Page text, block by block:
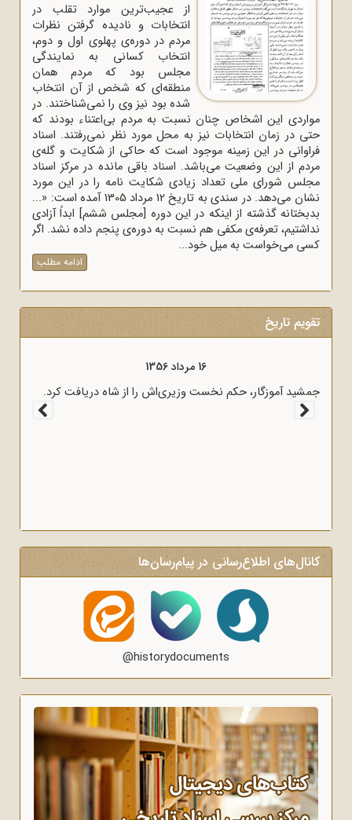
از عجیب‌ترین موارد تقلب در
انتخابات و نادیده گرفتن نظرات
مردم در دوره‌ی پهلوی اول و دوم،
انتخاب کسانی به نمایندگی
مجلس بود که مردم همان
منطقه‌ای که شخص از آن انتخاب
شده بود نیز وی را نمی‌شناختند. در
مواردی این اشخاص چنان نسبت به مردم بی‌اعتناء بودند که
حتی در زمان انتخابات نیز به محل مورد نظر نمی‌رفتند. اسناد
فراوانی در این زمینه موجود است که حاکی از شکایت و گله‌ی
مردم از این وضعیت می‌باشد. اسناد باقی مانده در مرکز اسناد
مجلس شورای ملی تعداد زیادی شکایت نامه را در این مورد
نشان می‌دهد. در سندی به تاریخ 12 مرداد 1305 آمده است: «...
بدبختانه گذشته از اینکه در این دوره [مجلس ششم] ابداً آزادی
نداشتیم، تعرفه‌ی مکفی هم نسبت به دوره‌ی پنجم داده نشد. اگر
کسی می‌خواست به میل خود...
ادامه مطلب
تقویم تاریخ
جمشید آموزگار، حکم انتقادی و روشنگر وعاظ در لبیک به پیام امام
برای روشنگری و آگاه‌سازی در منبرهای ماه
کانال‌های اطلاع‌رسانی در پیام‌رسان‌ها
@historydocuments